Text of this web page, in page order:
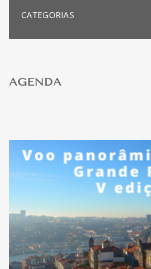
CATEGORIAS
AGENDA